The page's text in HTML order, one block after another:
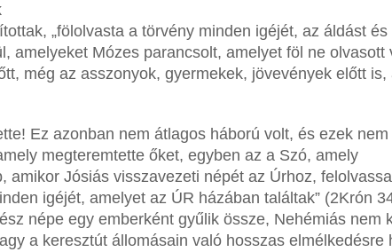
„fölolvasta a törvény minden igéjét, az áldást és
amelyeket Mózes parancsolt, amelyet föl ne olvasott
még az asszonyok, gyermekek, jövevények előtt is,
Ez azonban nem átlagos háború volt, és ezek nem
megteremtette őket, egyben az a Szó, amely
amikor Jósiás visszavezeti népét az Úrhoz,
igéjét, amelyet az ÚR házában találtak” (2Krón
népe egy emberként gyűlik össze, Nehémiás nem
a keresztút állomásain való hosszas elmélkedésre